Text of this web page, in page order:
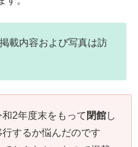
載内容および写真は訪
2年度末をもって 閉館し
するか悩んだのです